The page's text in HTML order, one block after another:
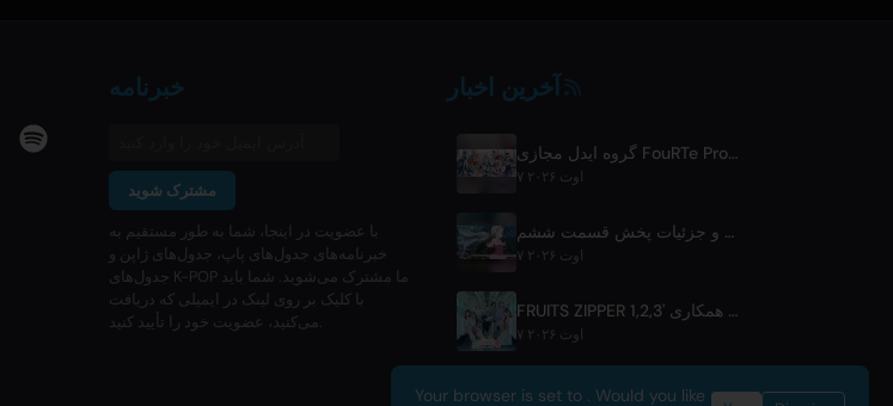
خبرنامه
مشترک شوید
با عضویت در اینجا، شما به طور مستقیم به
خبرنامه‌های جدول‌های پاپ، جدول‌های ژاپن و
جدول‌های K-POP ما مشترک می‌شوید. شما باید
با کلیک بر روی لینک در ایمیلی که دریافت
می‌کنید، عضویت خود را تأیید کنید.
آخرین اخبار
گروه ایدل مجازی FouRTe Project با آلبوم 'ALL IN' ساخته‌ی ☆Taku Takahashi از m-flo فعالیت خود را آغاز کرد
۷ اوت ۲۰۲۶
پیش‌نمایش و جزئیات پخش قسمت ششم BLACK TORCH
۷ اوت ۲۰۲۶
FRUITS ZIPPER انتشار تک‌آهنگ جدید همکاری '1,2,3,FOOOOUR'
۷ اوت ۲۰۲۶
Your browser is set to . Would you like